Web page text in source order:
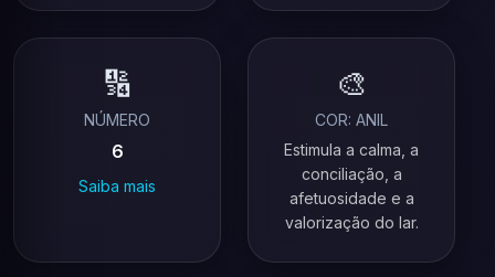
🔢
NÚMERO
6
Saiba mais
🎨
COR: ANIL
Estimula a calma, a
conciliação, a
afetuosidade e a
valorização do lar.